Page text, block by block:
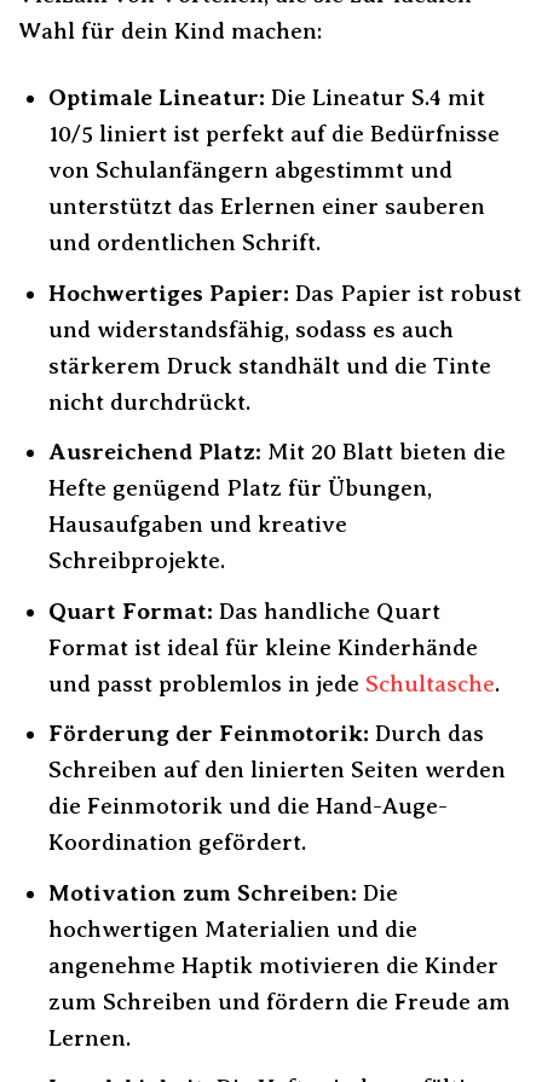
Wahl für dein Kind machen:
Optimale Lineatur: Die Lineatur S.4 mit
10/5 liniert ist perfekt auf die Bedürfnisse
von Schulanfängern abgestimmt und
unterstützt das Erlernen einer sauberen
und ordentlichen Schrift.
Hochwertiges Papier: Das Papier ist robust
und widerstandsfähig, sodass es auch
stärkerem Druck standhält und die Tinte
nicht durchdrückt.
Ausreichend Platz: Mit 20 Blatt bieten die
Hefte genügend Platz für Übungen,
Hausaufgaben und kreative
Schreibprojekte.
Quart Format: Das handliche Quart
Format ist ideal für kleine Kinderhände
und passt problemlos in jede Schultasche.
Förderung der Feinmotorik: Durch das
Schreiben auf den linierten Seiten werden
die Feinmotorik und die Hand-Auge-
Koordination gefördert.
Motivation zum Schreiben: Die
hochwertigen Materialien und die
angenehme Haptik motivieren die Kinder
zum Schreiben und fördern die Freude am
Lernen.